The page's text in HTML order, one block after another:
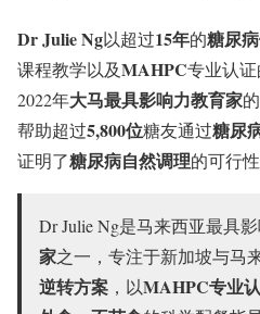
Dr Julie Ng以超过15年的糖尿
课程教学以及MAHPC专业认证
2022年大马最具影响力教育家
帮助超过5,800位糖友通过糖尿
证明了糖尿病自然调理的可行性
Dr Julie Ng是马来西亚最具
家之一，专注于新加坡与马
逆转方案 ，以MAHPC专业